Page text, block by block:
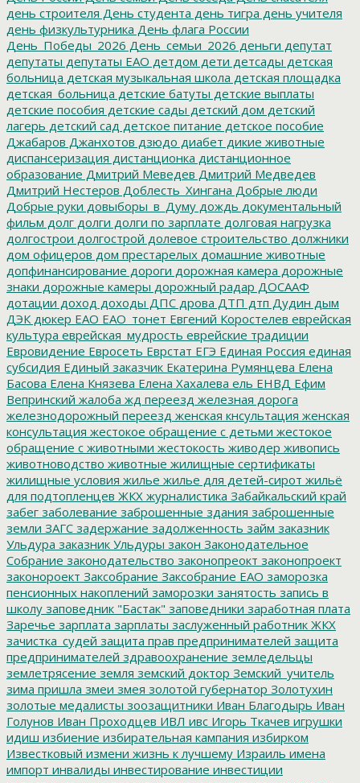
день строителя День студента день тигра день учителя
день физкультурника День флага России
День_Победы_2026 День_семьи_2026 деньги депутат
депутаты депутаты ЕАО детдом дети детсады детская
больница детская музыкальная школа детская площадка
детская_больница детские батуты детские выплаты
детские пособия детские сады детский дом детский
лагерь детский сад детское питание детское пособие
Джабаров Джанхотов дзюдо диабет дикие животные
диспансеризация дистанционка дистанционное
образование Дмитрий Меведев Дмитрий Медведев
Дмитрий Нестеров Доблесть_Хингана Добрые люди
Добрые руки довыборы_в_Думу дождь документальный
фильм долг долги долги по зарплате долговая нагрузка
долгострои долгострой долевое строительство должники
дом офицеров дом престарелых домашние животные
допфинансирование дороги дорожная камера дорожные
знаки дорожные камеры дорожный радар ДОСААФ
дотации доход доходы ДПС дрова ДТП дтп Дудин дым
ДЭК дюкер ЕАО ЕАО_тонет Евгений Коростелев еврейская
культура еврейская_мудрость еврейские традиции
Евровидение Евросеть Еврстат ЕГЭ Единая Россия единая
субсидия Единый заказчик Екатерина Румянцева Елена
Басова Елена Князева Елена Хахалева ель ЕНВД Ефим
Вепринский жалоба жд переезд железная дорога
железнодорожный переезд женская кнсультация женская
консультация жестокое обращение с детьми жестокое
обращение с животными жестокость живодер живопись
животноводство животные жилищные сертификаты
жилищные условия жилье жилье для детей-сирот жильё
для подтопленцев ЖКХ журналистика Забайкальский край
забег заболевание заброшенные здания заброшенные
земли ЗАГС задержание задолженность займ заказник
Ульдура заказник Ульдуры закон Законодательное
Собрание законодательство законопреокт законопроект
законороект Заксобрание Заксобрание ЕАО заморозка
пенсионных накоплений заморозки занятость запись в
школу заповедник "Бастак" заповедники заработная плата
Заречье зарплата зарплаты заслуженный работник ЖКХ
зачистка_судей защита прав предпринимателей защита
предпринимателей здравоохранение земледельцы
землетрясение земля земский доктор Земский_учитель
зима пришла змеи змея золотой губернатор Золотухин
золотые медалисты зоозащитники Иван Благодырь Иван
Голунов Иван Проходцев ИВЛ ивс Игорь Ткачев игрушки
идиш избиение избирательная кампания избирком
Известковый измени жизнь к лучшему Израиль имена
импорт инвалиды инвестирование инвестиции